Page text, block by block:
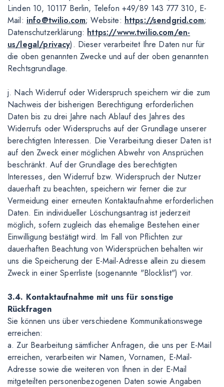
Linden 10, 10117 Berlin, Telefon +49/89 143 777 310, E-
Mail: info@twilio.com; Website: https://sendgrid.com;
Datenschutzerklärung: https://www.twilio.com/en-
us/legal/privacy). Dieser verarbeitet Ihre Daten nur für
die oben genannten Zwecke und auf der oben genannten
Rechtsgrundlage.
j. Nach Widerruf oder Widerspruch speichern wir die zum
Nachweis der bisherigen Berechtigung erforderlichen
Daten bis zu drei Jahre nach Ablauf des Jahres des
Widerrufs oder Widerspruchs auf der Grundlage unserer
berechtigten Interessen. Die Verarbeitung dieser Daten ist
auf den Zweck einer möglichen Abwehr von Ansprüchen
beschränkt. Auf der Grundlage des berechtigten
Interesses, den Widerruf bzw. Widerspruch der Nutzer
dauerhaft zu beachten, speichern wir ferner die zur
Vermeidung einer erneuten Kontaktaufnahme erforderlichen
Daten. Ein individueller Löschungsantrag ist jederzeit
möglich, sofern zugleich das ehemalige Bestehen einer
Einwilligung bestätigt wird. Im Fall von Pflichten zur
dauerhaften Beachtung von Widersprüchen behalten wir
uns die Speicherung der E-Mail-Adresse allein zu diesem
Zweck in einer Sperrliste (sogenannte "Blocklist") vor.
3.4. Kontaktaufnahme mit uns für sonstige
Rückfragen
Sie können uns über verschiedene Kommunikationswege
erreichen:
a. Zur Bearbeitung sämtlicher Anfragen, die uns per E-Mail
erreichen, verarbeiten wir Namen, Vornamen, E-Mail-
Adresse sowie die weiteren von Ihnen in der E-Mail
mitgeteilten personenbezogenen Daten sowie Angaben